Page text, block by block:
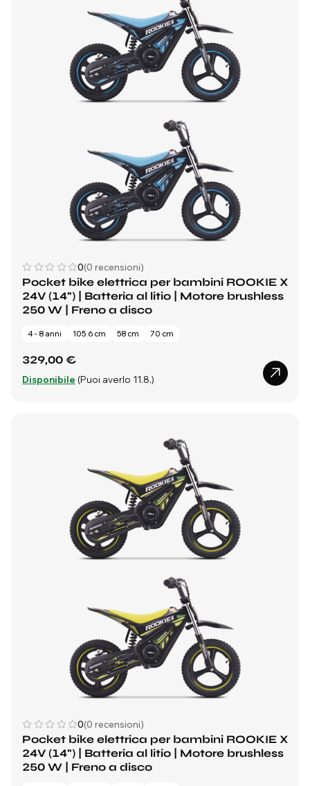
0(0 recensioni)
Pocket bike elettrica per bambini ROOKIE X
24V (14") | Batteria al litio | Motore brushless
250 W | Freno a disco
4 - 8 anni 105.6 cm 58 cm 70 cm
329,00 €
Disponibile (Puoi averlo 11.8.)
0(0 recensioni)
Pocket bike elettrica per bambini ROOKIE X
24V (14") | Batteria al litio | Motore brushless
250 W | Freno a disco